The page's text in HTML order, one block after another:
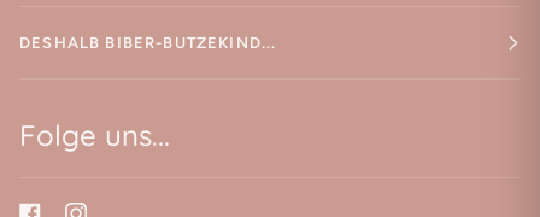
DESHALB BIBER-BUTZEKIND...
Folge uns...